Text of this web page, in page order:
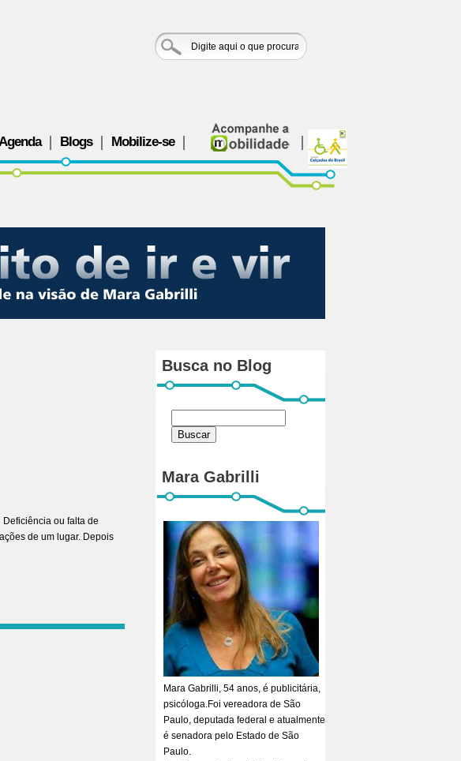
Blogs Mobilize-se
ou falta de
de um lugar. Depois
Busca no Blog
Mara Gabrilli
Mara Gabrilli, 54 anos, é publicitária,
psicóloga.Foi vereadora de São
Paulo, deputada federal e atualmente
é senadora pelo Estado de São
Paulo.